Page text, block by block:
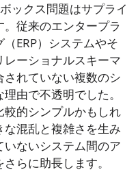
ックス問題はサプライ
従来のエンタープラ
ERP）システムやそ
ーショナルスキーマ
れていない複数のシ
由で不透明でした。
較的シンプルかもしれ
混乱と複雑さを生み
ないシステム間のア
らに助長します。